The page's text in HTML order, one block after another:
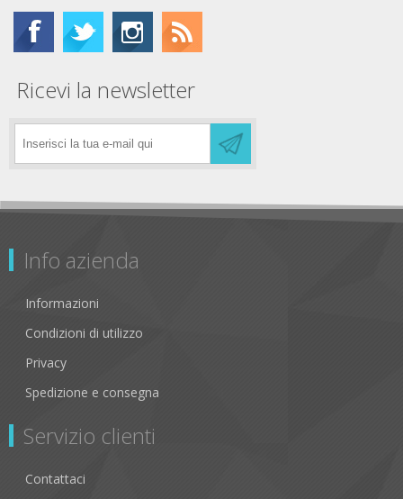
Ricevi la newsletter
Info azienda
Informazioni
Condizioni di utilizzo
Privacy
Spedizione e consegna
Servizio clienti
Contattaci